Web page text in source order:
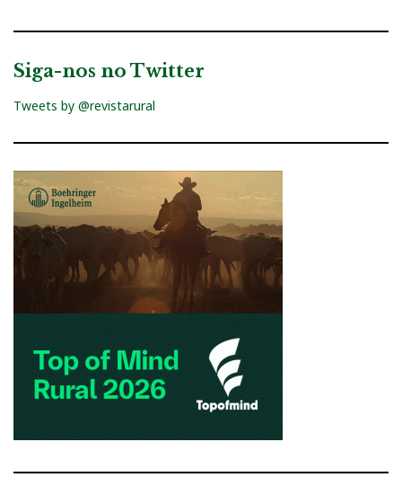
Siga-nos no Twitter
Tweets by @revistarural